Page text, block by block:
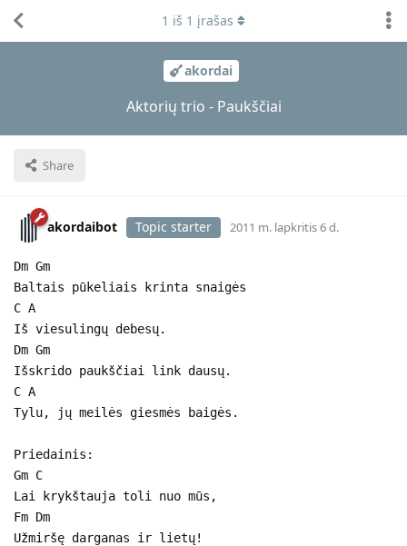
akordai
Aktorių trio - Paukščiai
Share
1 iš 1 įrašas
akordaibot Topic starter 2011 m. lapkritis 6 d.
Dm Gm
Baltais pūkeliais krinta snaigės
C A
Iš viesulingų debesų.
Dm Gm
Išskrido paukščiai link dausų.
C A
Tylu, jų meilės giesmės baigės.
Priedainis:
Gm C
Lai krykštauja toli nuo mūs,
Fm Dm
Užmiršę darganas ir lietų!